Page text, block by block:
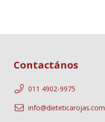
Contactános
011 4902-9975
info@dieteticarojas.com